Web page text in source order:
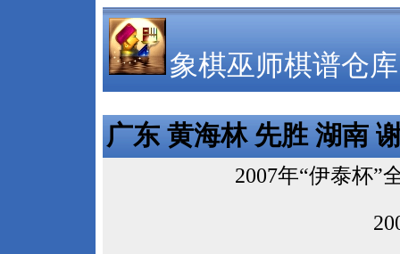
象棋巫师棋谱仓库
广东 黄海林 先胜 湖南
2007年“伊泰杯”